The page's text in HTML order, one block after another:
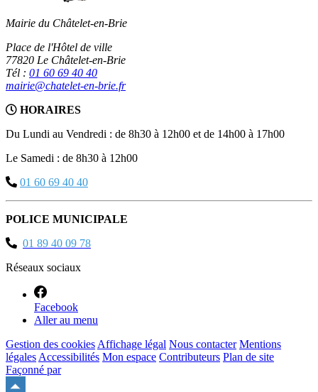
Mairie du Châtelet-en-Brie
Place de l'Hôtel de ville
77820 Le Châtelet-en-Brie
Tél : 01 60 69 40 40
mairie@chatelet-en-brie.fr
HORAIRES
Du Lundi au Vendredi : de 8h30 à 12h00 et de 14h00 à 17h00
Le Samedi : de 8h30 à 12h00
01 60 69 40 40
POLICE MUNICIPALE
01 89 40 09 78
Réseaux sociaux
Facebook
Aller au menu
Gestion des cookies Affichage légal Nous contacter Mentions
légales Accessibilités Mon espace Contributeurs Plan de site
Façonné par